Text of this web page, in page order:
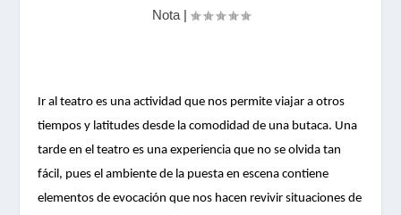
Nota|
Ir al teatro es una actividad que nos permite viajar a otros
tiempos y latitudes desde la comodidad de una butaca. Una
tarde en el teatro es una experiencia que no se olvida tan
fácil, pues el ambiente de la puesta en escena contiene
elementos de evocación que nos hacen revivir situaciones de